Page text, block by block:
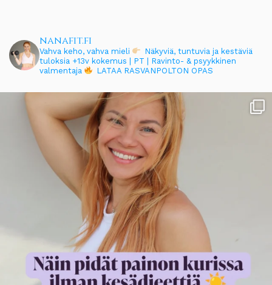
nanafit.fi
Vahva keho, vahva mieli
Näkyviä, tuntuvia ja kestäviä
tuloksia +13v kokemus | PT | Ravinto- & psyykkinen
valmentaja
LATAA RASVANPOLTON OPAS